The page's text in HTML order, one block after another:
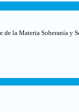
de la Materia Soberanía y